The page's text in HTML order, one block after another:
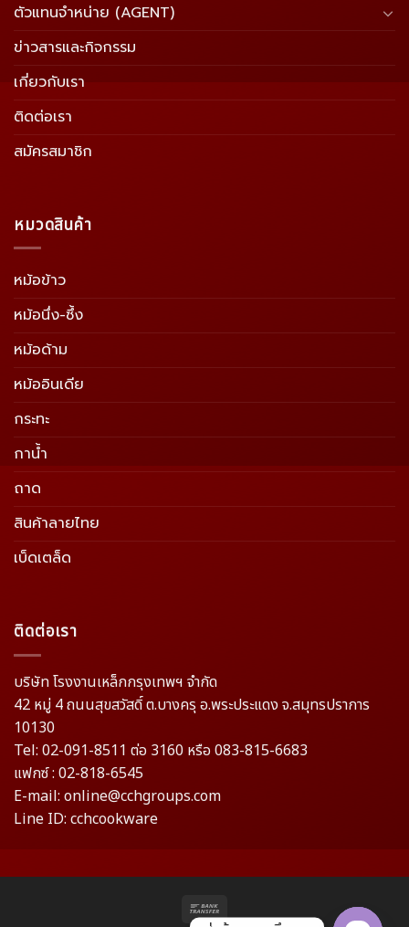
ตัวแทนจำหน่าย (AGENT)
ข่าวสารและกิจกรรม
เกี่ยวกับเรา
ติดต่อเรา
สมัครสมาชิก
หมวดสินค้า
หม้อข้าว
หม้อนึ่ง-ซึ้ง
หม้อด้าม
หม้ออินเดีย
กระทะ
กาน้ำ
ถาด
สินค้าลายไทย
เบ็ดเตล็ด
ติดต่อเรา
บริษัท โรงงานเหล็กกรุงเทพฯ จำกัด
42 หมู่ 4 ถนนสุขสวัสดิ์ ต.บางครุ อ.พระประแดง จ.สมุทรปราการ
10130
Tel: 02-091-8511 ต่อ 3160 หรือ 083-815-6683
แฟกซ์ : 02-818-6545
E-mail: online@cchgroups.com
Line ID: cchcookware